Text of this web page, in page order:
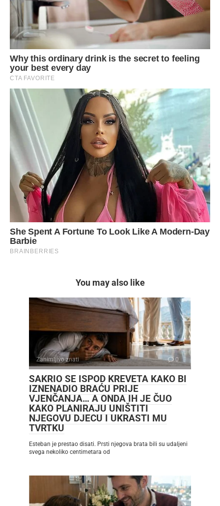
You may also like
Zanimljivo znati 0
SAKRIO SE ISPOD KREVETA KAKO BI
IZNENADIO BRAĆU PRIJE
VJENČANJA… A ONDA IH JE ČUO
KAKO PLANIRAJU UNIŠTITI
NJEGOVU DJECU I UKRASTI MU
TVRTKU
Esteban je prestao disati. Prsti njegova brata bili su udaljeni
svega nekoliko centimetara od